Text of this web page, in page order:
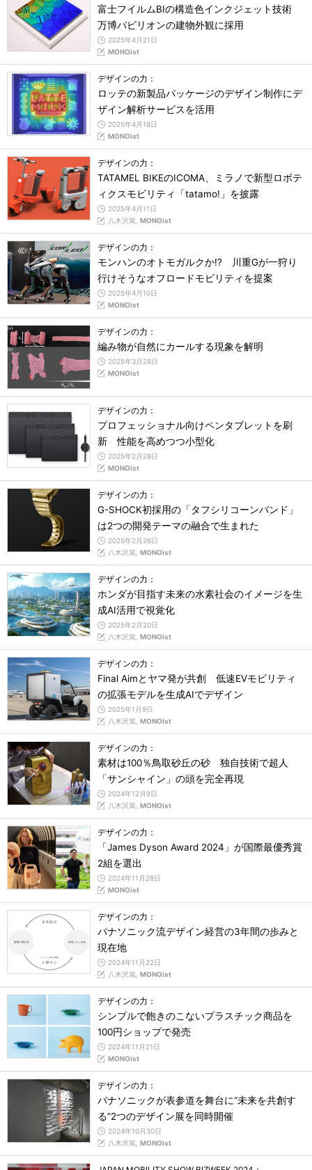
富士フイルムBIの構造色インクジェット技術
万博パビリオンの建物外観に採用
2025年4月21日
MONOist
デザインの力：
ロッテの新製品パッケージのデザイン制作にデ
ザイン解析サービスを活用
2025年4月18日
MONOist
デザインの力：
TATAMEL BIKEのICOMA、ミラノで新型ロボテ
ィクスモビリティ「tatamo!」を披露
2025年4月11日
八木沢篤, MONOist
デザインの力：
モンハンのオトモガルクか!? 川重Gが一狩り
行けそうなオフロードモビリティを提案
2025年4月10日
MONOist
デザインの力：
編み物が自然にカールする現象を解明
2025年3月28日
MONOist
デザインの力：
プロフェッショナル向けペンタブレットを刷
新 性能を高めつつ小型化
2025年2月28日
MONOist
デザインの力：
G-SHOCK初採用の「タフシリコーンバンド」
は2つの開発テーマの融合で生まれた
2025年2月26日
八木沢篤, MONOist
デザインの力：
ホンダが目指す未来の水素社会のイメージを生
成AI活用で視覚化
2025年2月20日
八木沢篤, MONOist
デザインの力：
Final Aimとヤマ発が共創 低速EVモビリティ
の拡張モデルを生成AIでデザイン
2025年1月9日
八木沢篤, MONOist
デザインの力：
素材は100％鳥取砂丘の砂 独自技術で超人
「サンシャイン」の頭を完全再現
2024年12月9日
八木沢篤, MONOist
デザインの力：
「James Dyson Award 2024」が国際最優秀賞
2組を選出
2024年11月28日
MONOist
デザインの力：
パナソニック流デザイン経営の3年間の歩みと
現在地
2024年11月22日
八木沢篤, MONOist
デザインの力：
シンプルで飽きのこないプラスチック商品を
100円ショップで発売
2024年11月21日
MONOist
デザインの力：
パナソニックが表参道を舞台に“未来を共創す
る”2つのデザイン展を同時開催
2024年10月30日
八木沢篤, MONOist